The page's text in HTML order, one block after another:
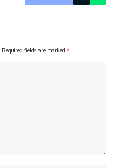
Required fields are marked *